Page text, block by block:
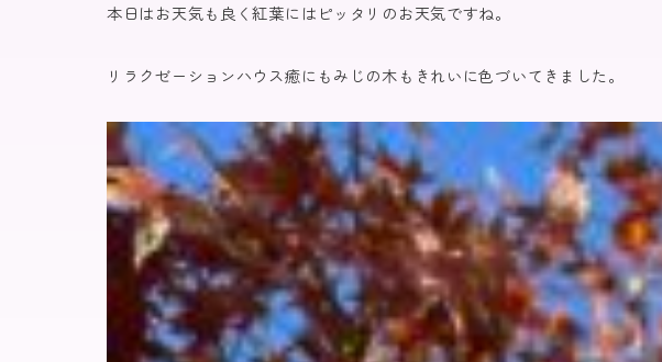
本日はお天気も良く紅葉にはピッタリのお天気ですね。
リラクゼーションハウス癒にもみじの木もきれいに色づいてきました。